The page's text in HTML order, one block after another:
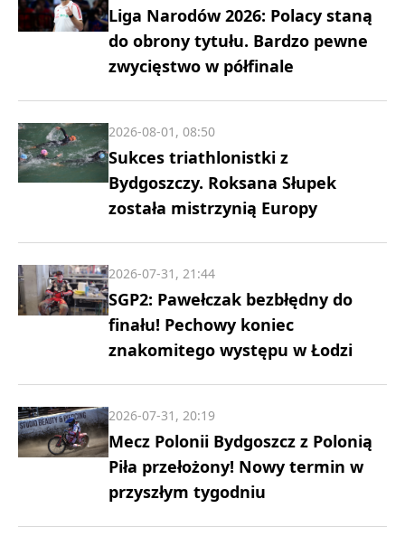
Liga Narodów 2026: Polacy staną
do obrony tytułu. Bardzo pewne
zwycięstwo w półfinale
Sukces triathlonistki z
Bydgoszczy. Roksana Słupek
została mistrzynią Europy
2026-08-01, 08:50
SGP2: Pawełczak bezbłędny do
finału! Pechowy koniec
znakomitego występu w Łodzi
2026-07-31, 21:44
Mecz Polonii Bydgoszcz z Polonią
Piła przełożony! Nowy termin w
przyszłym tygodniu
2026-07-31, 20:19